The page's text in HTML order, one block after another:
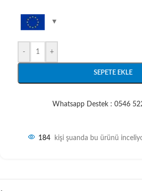
- +
SEPETE EKLE
Whatsapp Destek : 0546
184 kişi şuanda bu ürünü